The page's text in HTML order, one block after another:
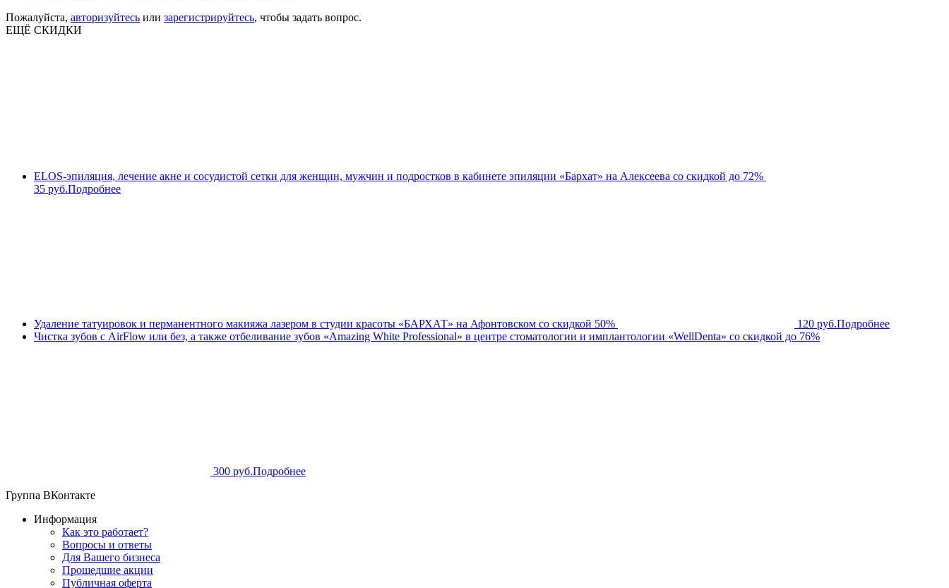
Пожалуйста, авторизуйтесь или зарегистрируйтесь, чтобы задать вопрос.
ЕЩЁ СКИДКИ
ELOS-эпиляция, лечение акне и сосудистой сетки для женщин, мужчин и подростков в кабинете эпиляции «Бархат» на Алексеева со скидкой до 72%
35 руб.Подробнее
Удаление татуировок и перманентного макияжа лазером в студии красоты «БАРХАТ» на Афонтовском со скидкой 50% 120 руб.Подробнее
Чистка зубов с AirFlow или без, а также отбеливание зубов «Amazing White Professional» в центре стоматологии и имплантологии «WellDenta» со скидкой до 76%
300 руб.Подробнее
Группа ВКонтакте
Информация
Как это работает?
Вопросы и ответы
Для Вашего бизнеса
Прошедшие акции
Публичная оферта